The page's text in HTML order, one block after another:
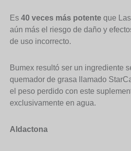
Es 40 veces más potente que
aún más el riesgo de daño y
de uso incorrecto.
Bumex resultó ser un ingrediente
quemador de grasa llamado
el peso perdido con este
exclusivamente en agua.
Aldactona